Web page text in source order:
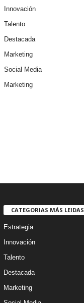
Innovación
Talento
Destacada
Marketing
Social Media
Marketing
CATEGORIAS MÁS LEIDAS
Estrategia
Innovación
Talento
Destacada
Marketing